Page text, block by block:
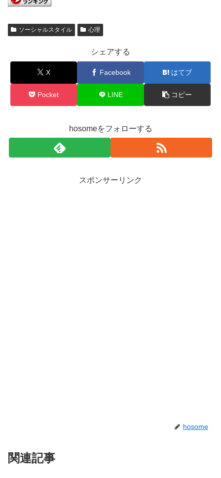
ソーシャルスタイル 心理
シェアする
X Facebook はてブ
Pocket LINE コピー
hosomeをフォローする
スポンサーリンク
hosome
関連記事